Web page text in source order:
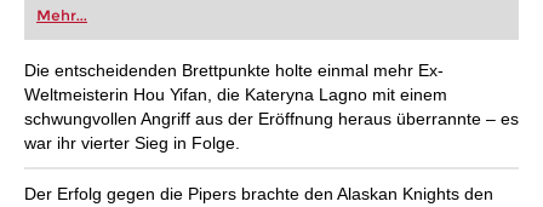
oder bereits auf Turnierniveau spielen: Mit
FRITZ trainieren Sie effizienter, intelligenter und
individueller als je zuvor.
Mehr...
Die entscheidenden Brettpunkte holte einmal mehr Ex-
Weltmeisterin Hou Yifan, die Kateryna Lagno mit einem
schwungvollen Angriff aus der Eröffnung heraus überrannte – es
war ihr vierter Sieg in Folge.
Der Erfolg gegen die Pipers brachte den Alaskan Knights den